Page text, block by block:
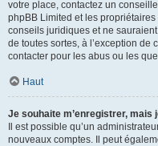
votre place, contactez un
phpBB Limited et les
conseils juridiques et ne
de toutes sortes, à l’exception de
contacter pour les abus ou les
Haut
Je souhaite m’enregistrer, mais
Il est possible qu’un
nouveaux comptes. Il peut